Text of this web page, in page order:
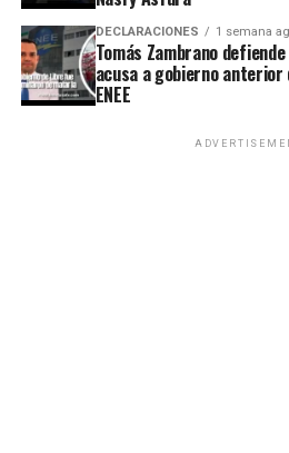
DECLARACIONES 1 semana
Tomás Zambrano
acusa a gobierno
ENEE